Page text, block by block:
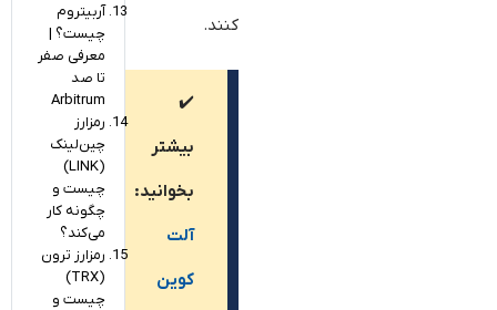
کنند.
✔️
بیشتر
بخوانید:
آلت
کوین
آربیتروم
چیست؟ |
معرفی صفر
تا صد
Arbitrum
رمزارز
چین‌لینک
(LINK)
چیست و
چگونه کار
می‌کند؟
رمزارز ترون
(TRX)
چیست و